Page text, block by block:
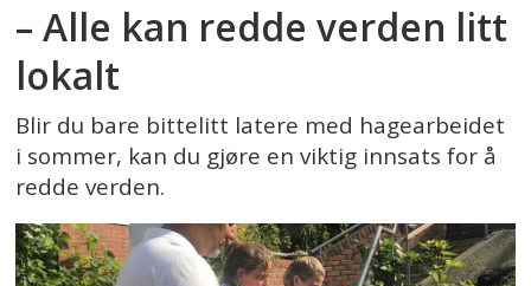
– Alle kan redde verden litt
lokalt
Blir du bare bittelitt latere med hagearbeidet
i sommer, kan du gjøre en viktig innsats for å
redde verden.